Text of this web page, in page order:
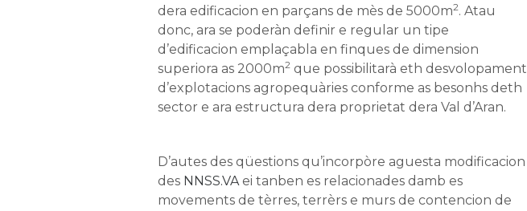
dera edificacion en parçans de mès de 5000m2. Atau
donc, ara se poderàn definir e regular un tipe
d’edificacion emplaçabla en finques de dimension
superiora as 2000m2que possibilitarà eth desvolopament
d’explotacions agropequàries conforme as besonhs deth
sector e ara estructura dera proprietat dera Val d’Aran.
D’autes des qüestions qu’incorpòre aguesta modificacion
des NNSS.VAei tanben es relacionades damb es
movements de tèrres, terrèrs e murs de contencion de